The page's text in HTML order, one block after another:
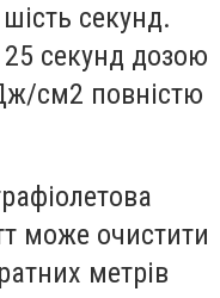
секунд.
секунд дозою
см2 повністю
може очистити
метрів